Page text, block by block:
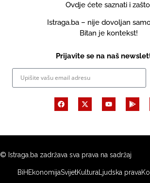
Ovdje ćete saznati i
Istraga.ba – nije dovoljan
Bitan je kontekst!
Prijavite se na naš
© Istraga.ba zadržava sva prava na sadržaj
BiHEkonomijaSvijetKulturaLjudska prava